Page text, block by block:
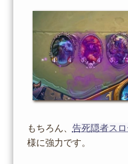
もちろん、 告死隠者ス
様に強力です。